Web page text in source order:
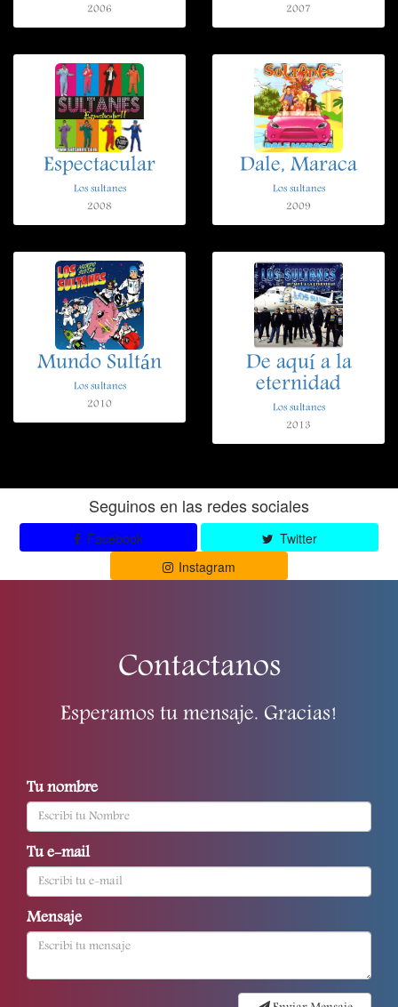
2006
2007
Espectacular
Los sultanes
2008
Dale, Maraca
Los sultanes
2009
Mundo Sultán
Los sultanes
2010
De aquí a la
eternidad
Los sultanes
2013
Seguinos en las redes sociales
Facebook
Twitter
Instagram
Contactanos
Esperamos tu mensaje. Gracias!
Tu nombre
Tu e-mail
Mensaje